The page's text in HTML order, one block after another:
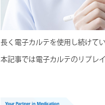
長く電子カルテを使用し続けて
本記事では電子カルテのリプレ